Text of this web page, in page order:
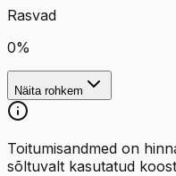
Rasvad
0%
Näita rohkem
Toitumisandmed on
sõltuvalt kasutatud